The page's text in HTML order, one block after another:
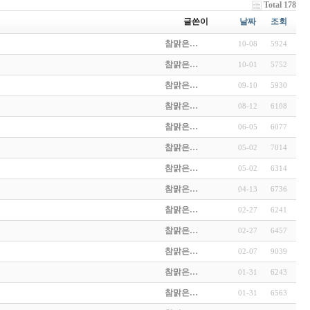
Total 178
글쓴이
날짜 조회
참맑은… 10-08 5924
참맑은… 10-01 5752
참맑은… 09-10 5930
참맑은… 08-12 6108
참맑은… 06-05 6077
참맑은… 05-02 7014
참맑은… 05-02 6314
참맑은… 04-13 6736
참맑은… 02-27 6241
참맑은… 02-27 6457
참맑은… 02-07 9039
참맑은… 01-31 6243
참맑은… 01-31 6563